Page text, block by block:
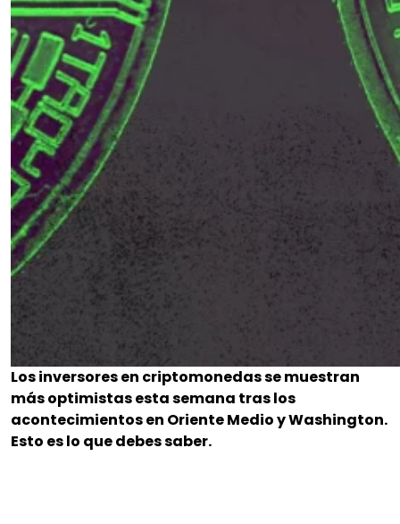
Los inversores en criptomonedas se muestran
más optimistas esta semana tras los
acontecimientos en Oriente Medio y Washington.
Esto es lo que debes saber.